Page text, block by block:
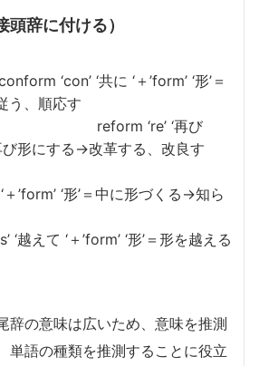
辞に付ける）
‘con’ ‘共に ‘＋’form’ ‘形’＝
う、順応す
‘re’ ‘再び
び形にする→改革する、改良す
＋’form’ ‘形’＝中に形づくる→知ら
る
越えて ‘＋’form’ ‘形’＝形を越える
辞の意味は広いため、意味を推測
単語の種類を推測することに役立